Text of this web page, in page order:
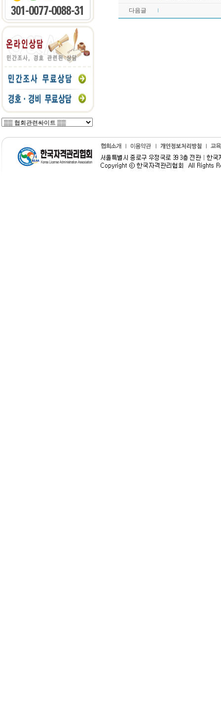
다음글